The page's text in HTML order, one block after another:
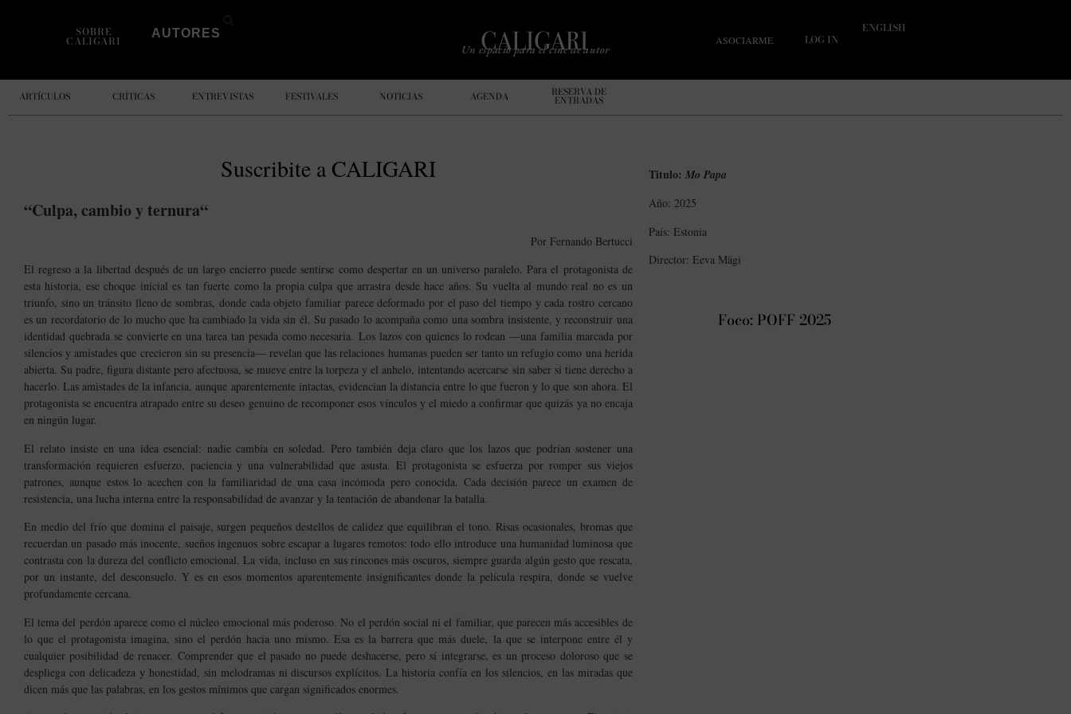
AUTORES
SOBRE
CALIGARI
Un espacio para el cine de autor
ASOCIARME LOG IN
ENGLISH
ARTÍCULOS CRÍTICAS ENTREVISTAS FESTIVALES NOTICIAS AGENDA RESERVA DE
ENTRADAS
Suscribite a CALIGARI
“Culpa, cambio y ternura“
Por Fernando Bertucci
El regreso a la libertad después de un largo encierro puede sentirse como despertar en un universo paralelo. Para el protagonista de
esta historia, ese choque inicial es tan fuerte como la propia culpa que arrastra desde hace años. Su vuelta al mundo real no es un
triunfo, sino un tránsito lleno de sombras, donde cada objeto familiar parece deformado por el paso del tiempo y cada rostro cercano
es un recordatorio de lo mucho que ha cambiado la vida sin él. Su pasado lo acompaña como una sombra insistente, y reconstruir una
identidad quebrada se convierte en una tarea tan pesada como necesaria. Los lazos con quienes lo rodean —una familia marcada por
silencios y amistades que crecieron sin su presencia— revelan que las relaciones humanas pueden ser tanto un refugio como una herida
abierta. Su padre, figura distante pero afectuosa, se mueve entre la torpeza y el anhelo, intentando acercarse sin saber si tiene derecho a
hacerlo. Las amistades de la infancia, aunque aparentemente intactas, evidencian la distancia entre lo que fueron y lo que son ahora. El
protagonista se encuentra atrapado entre su deseo genuino de recomponer esos vínculos y el miedo a confirmar que quizás ya no encaja
en ningún lugar.
El relato insiste en una idea esencial: nadie cambia en soledad. Pero también deja claro que los lazos que podrían sostener una
transformación requieren esfuerzo, paciencia y una vulnerabilidad que asusta. El protagonista se esfuerza por romper sus viejos
patrones, aunque estos lo acechen con la familiaridad de una casa incómoda pero conocida. Cada decisión parece un examen de
resistencia, una lucha interna entre la responsabilidad de avanzar y la tentación de abandonar la batalla.
En medio del frío que domina el paisaje, surgen pequeños destellos de calidez que equilibran el tono. Risas ocasionales, bromas que
recuerdan un pasado más inocente, sueños ingenuos sobre escapar a lugares remotos: todo ello introduce una humanidad luminosa que
contrasta con la dureza del conflicto emocional. La vida, incluso en sus rincones más oscuros, siempre guarda algún gesto que rescata,
por un instante, del desconsuelo. Y es en esos momentos aparentemente insignificantes donde la película respira, donde se vuelve
profundamente cercana.
El tema del perdón aparece como el núcleo emocional más poderoso. No el perdón social ni el familiar, que parecen más accesibles de
lo que el protagonista imagina, sino el perdón hacia uno mismo. Esa es la barrera que más duele, la que se interpone entre él y
cualquier posibilidad de renacer. Comprender que el pasado no puede deshacerse, pero sí integrarse, es un proceso doloroso que se
despliega con delicadeza y honestidad, sin melodramas ni discursos explícitos. La historia confía en los silencios, en las miradas que
dicen más que las palabras, en los gestos mínimos que cargan significados enormes.
Titulo: Mo Papa
Año: 2025
País: Estonia
Director: Eeva Mägi
Foco: POFF 2025